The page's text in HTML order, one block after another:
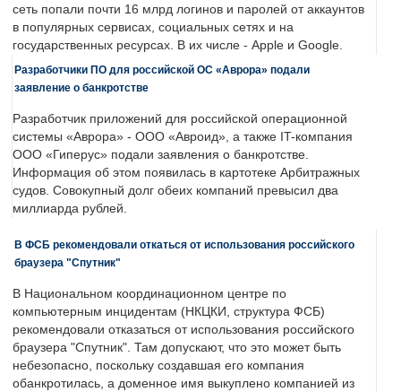
сеть попали почти 16 млрд логинов и паролей от аккаунтов
в популярных сервисах, социальных сетях и на
государственных ресурсах. В их числе - Apple и Google.
Разработчики ПО для российской ОС «Аврора» подали
заявление о банкротстве
Разработчик приложений для российской операционной
системы «Аврора» - ООО «Авроид», а также IT-компания
ООО «Гиперус» подали заявления о банкротстве.
Информация об этом появилась в картотеке Арбитражных
судов. Совокупный долг обеих компаний превысил два
миллиарда рублей.
В ФСБ рекомендовали откаться от использования российского
браузера "Спутник"
В Национальном координационном центре по
компьютерным инцидентам (НКЦКИ, структура ФСБ)
рекомендовали отказаться от использования российского
браузера "Спутник". Там допускают, что это может быть
небезопасно, поскольку создавшая его компания
обанкротилась, а доменное имя выкуплено компанией из